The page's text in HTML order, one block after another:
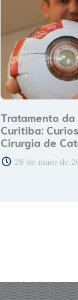
Tratamento
Curitiba:
Cirurgia de
28 de maio de